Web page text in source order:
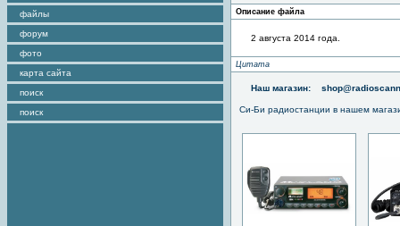
файлы
форум
фото
карта сайта
поиск
поиск
Описание файла
2 августа 2014 года.
Цитата
Наш магазин:
Си-Би радиостанции в нашем